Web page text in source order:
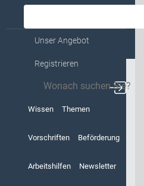
Unser Angebot
Registrieren
Wissen Themen
Vorschriften Beförderung
Arbeitshilfen Newsletter
GmbH